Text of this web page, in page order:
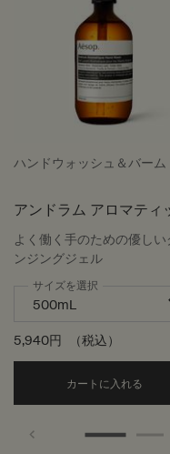
ハンドウォッシュ＆バーム
アンドラム アロマティ
ハンドウォッシュ
よく働く手のための優しい
ンジングジェル
サイズを選択
5,940円 （税込）
カートに入れる